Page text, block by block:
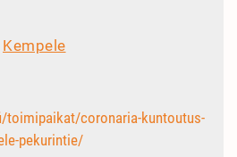
Kempele
toimipaikat/coronaria-kuntoutus-
pekurintie/